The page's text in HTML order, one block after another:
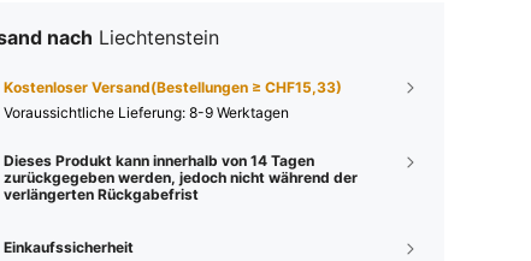
nach Liechtenstein
Kostenloser Versand(Bestellungen ≥ CHF15,33)
Voraussichtliche Lieferung: 8-9 Werktagen
Dieses Produkt kann innerhalb von 14 Tagen
zurückgegeben werden, jedoch nicht während der
verlängerten Rückgabefrist
Einkaufssicherheit